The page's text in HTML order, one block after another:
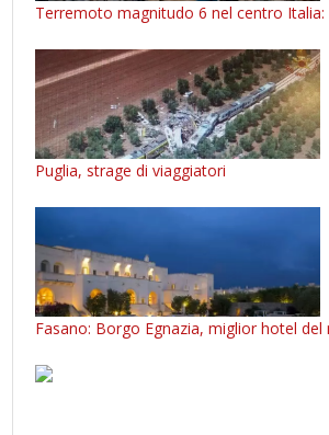
Terremoto magnitudo 6 nel centro
Puglia, strage di viaggiatori
Fasano: Borgo Egnazia, miglior hotel del